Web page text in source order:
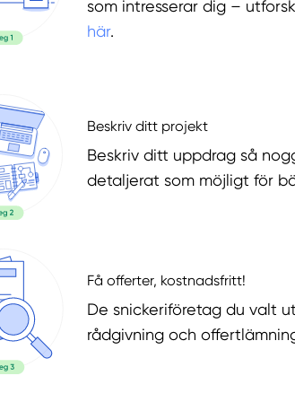
som intresserar dig –
här.
Beskriv ditt projekt
Beskriv ditt uppdrag så
detaljerat som möjligt för
Få offerter, kostnadsfritt!
De snickeriföretag du valt
rådgivning och